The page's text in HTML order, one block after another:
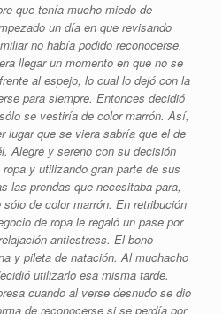
que tenía mucho miedo de
un día en que revisando
no había podido reconocerse.
llegar un momento en que no se
al espejo, lo cual lo dejó con la
para siempre. Entonces decidió
se vestiría de color marrón. Así,
lugar que se viera sabría que el de
Alegre y sereno con su decisión
y utilizando gran parte de sus
las prendas que necesitaba para,
de color marrón. En retribución
de ropa le regaló un pase por
antiestress. El bono
y pileta de natación. Al muchacho
utilizarlo esa misma tarde.
cuando al verse desnudo se dio
de reconocerse si se perdía por